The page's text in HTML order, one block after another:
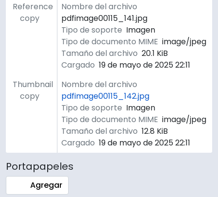
Reference
copy
Nombre del archivo
pdfimage00115_141.jpg
Tipo de soporte Imagen
Tipo de documento MIME image/jpeg
Tamaño del archivo 20.1 KiB
Cargado 19 de mayo de 2025 22:11
Thumbnail
copy
Nombre del archivo
pdfimage00115_142.jpg
Tipo de soporte Imagen
Tipo de documento MIME image/jpeg
Tamaño del archivo 12.8 KiB
Cargado 19 de mayo de 2025 22:11
Portapapeles
Agregar